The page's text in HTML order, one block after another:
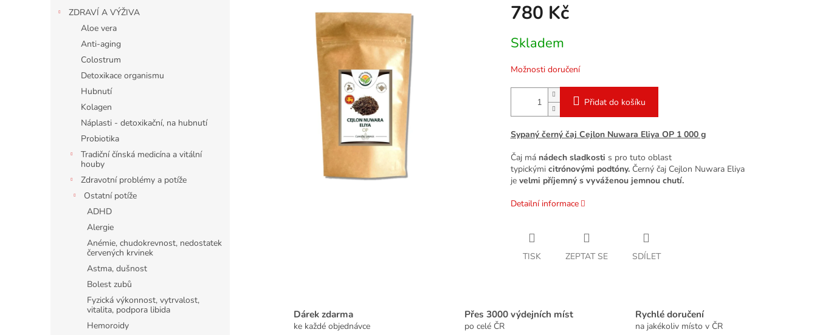
ZDRAVÍ A VÝŽIVA
Aloe vera
Anti-aging
Colostrum
Detoxikace organismu
Hubnutí
Kolagen
Náplasti - detoxikační, na hubnutí
Probiotika
Tradiční čínská medicína a vitální
houby
Zdravotní problémy a potíže
Ostatní potíže
ADHD
Alergie
Anémie, chudokrevnost, nedostatek
červených krvinek
Astma, dušnost
Bolest zubů
Fyzická výkonnost, vytrvalost,
vitalita, podpora libida
Hemoroidy
780 Kč
cena:
Skladem
Možnosti doručení
Přidat do košíku
Sypaný černý čaj Cejlon Nuwara Eliya OP 1 000 g
Čaj má nádech sladkosti s pro tuto oblast
typickými citrónovými podtóny. Černý čaj Cejlon Nuwara Eliya
je velmi příjemný s vyváženou jemnou chutí.
Detailní informace
TISK ZEPTAT SE SDÍLET
Dárek zdarma
ke každé objednávce
Přes 3000 výdejních míst
po celé ČR
Rychlé doručení
na jakékoliv místo v ČR